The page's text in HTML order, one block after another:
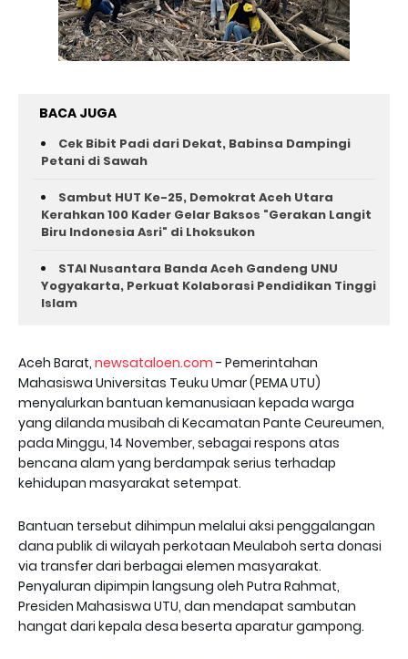
BACA JUGA
Cek Bibit Padi dari Dekat, Babinsa Dampingi
Petani di Sawah
Sambut HUT Ke-25, Demokrat Aceh Utara
Kerahkan 100 Kader Gelar Baksos "Gerakan Langit
Biru Indonesia Asri" di Lhoksukon
STAI Nusantara Banda Aceh Gandeng UNU
Yogyakarta, Perkuat Kolaborasi Pendidikan Tinggi
Islam
Aceh Barat, newsataloen.com - Pemerintahan
Mahasiswa Universitas Teuku Umar (PEMA UTU)
menyalurkan bantuan kemanusiaan kepada warga
yang dilanda musibah di Kecamatan Pante Ceureumen,
pada Minggu, 14 November, sebagai respons atas
bencana alam yang berdampak serius terhadap
kehidupan masyarakat setempat.
Bantuan tersebut dihimpun melalui aksi penggalangan
dana publik di wilayah perkotaan Meulaboh serta donasi
via transfer dari berbagai elemen masyarakat.
Penyaluran dipimpin langsung oleh Putra Rahmat,
Presiden Mahasiswa UTU, dan mendapat sambutan
hangat dari kepala desa beserta aparatur gampong.